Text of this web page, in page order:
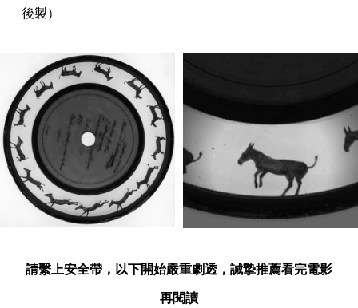
後製）
請繫上安全帶，以下開始嚴重劇透，誠摯推薦看完電影
再閱讀